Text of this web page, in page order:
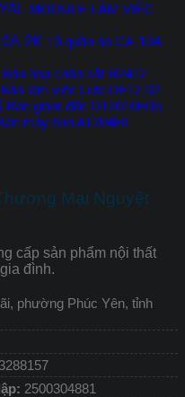
MODULE LÀM VIỆC
Tủ quần áo CA-10A-
Bàn họp chân sắt H2412
Bàn làm việc Lufa DF12-02
Bàn giám đốc DT2010H35
máy tính AT204HL
Mại Nguyệt
cấp sản phẩm nội thất
đình.
phường Phúc Yên, tỉnh
2500304881